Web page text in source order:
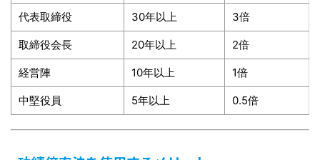
代表取締役
30年以上 3倍
取締役会長 20年以上 2倍
経営陣 10年以上 1倍
中堅役員 5年以上 0.5倍